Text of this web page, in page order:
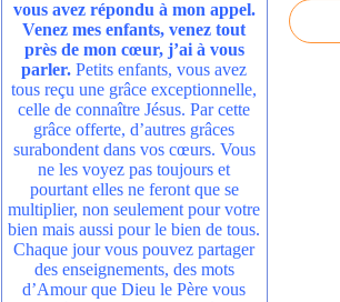
vous avez répondu à mon appel.
Venez mes enfants, venez tout
près de mon cœur, j’ai à vous
parler. Petits enfants, vous avez
tous reçu une grâce exceptionnelle,
celle de connaître Jésus. Par cette
grâce offerte, d’autres grâces
surabondent dans vos cœurs. Vous
ne les voyez pas toujours et
pourtant elles ne feront que se
multiplier, non seulement pour votre
bien mais aussi pour le bien de tous.
Chaque jour vous pouvez partager
des enseignements, des mots
d’Amour que Dieu le Père vous